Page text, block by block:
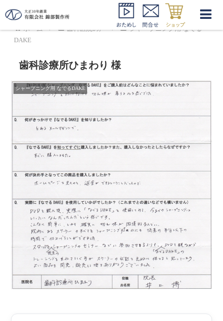
ホーム 歯科医院の声
シャープニング用 なでる
DAKE
歯科診療所ひまわり 様
シャープニング用 なでるDAKE